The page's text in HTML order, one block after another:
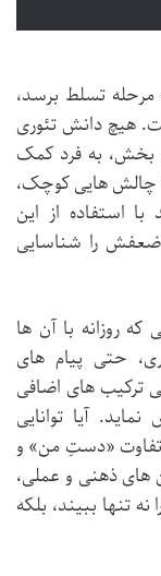
مرحله تسلط برسد،
هیچ دانش تئوری
بخش، به فرد کمک
چالش هایی کوچک،
استفاده از این
ضعفش را شناسایی
روزانه با آن ها
حتی پیام های
ترکیب های اضافی
آیا توانایی
تفاوت «دستِ من» و
های ذهنی و عملی،
تنها ببیند، بلکه